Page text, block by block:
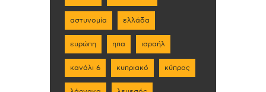
αστυνομία ελλάδα
ευρώπη ηπα ισραήλ
κανάλι 6 κυπριακό κύπρος